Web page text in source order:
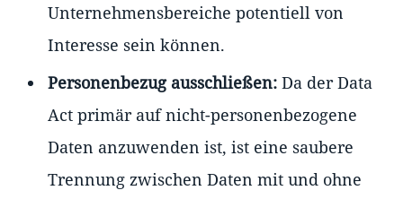
Unternehmensbereiche potentiell von
Interesse sein können.
Personenbezug ausschließen: Da der Data
Act primär auf nicht-personenbezogene
Daten anzuwenden ist, ist eine saubere
Trennung zwischen Daten mit und ohne